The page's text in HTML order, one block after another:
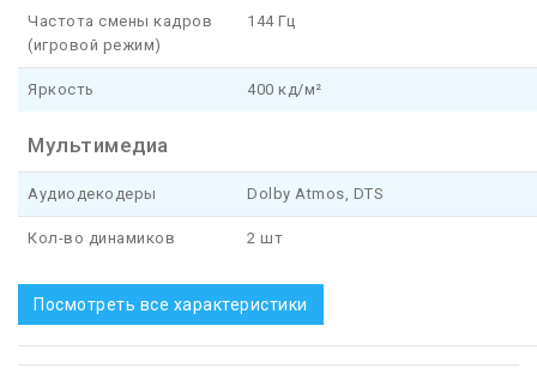
Частота смены кадров
(игровой режим)
144 Гц
Яркость 400 кд/м²
Мультимедиа
Аудиодекодеры Dolby Atmos, DTS
Кол-во динамиков 2 шт
Посмотреть все характеристики